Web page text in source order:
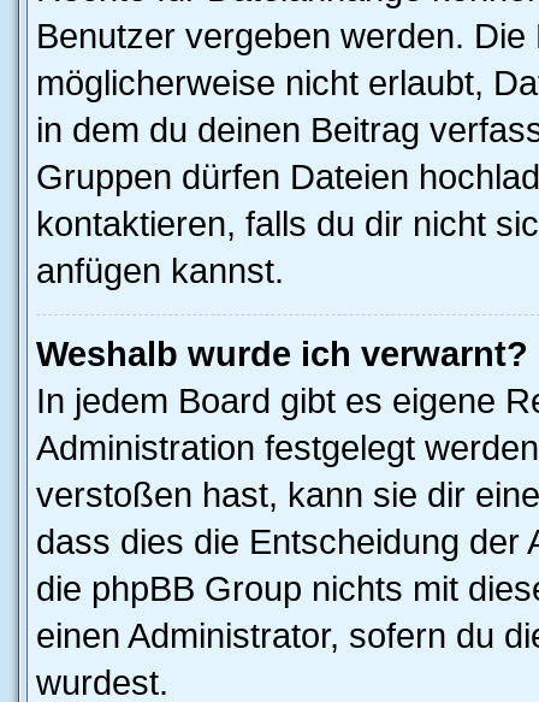
Benutzer vergeben werden.
möglicherweise nicht erlaubt,
in dem du deinen Beitrag
Gruppen dürfen Dateien
kontaktieren, falls du dir nicht
anfügen kannst.
Weshalb wurde ich verwarnt?
In jedem Board gibt es eigene
Administration festgelegt
verstoßen hast, kann sie dir
dass dies die Entscheidung der
die phpBB Group nichts mit
einen Administrator, sofern du
wurdest.